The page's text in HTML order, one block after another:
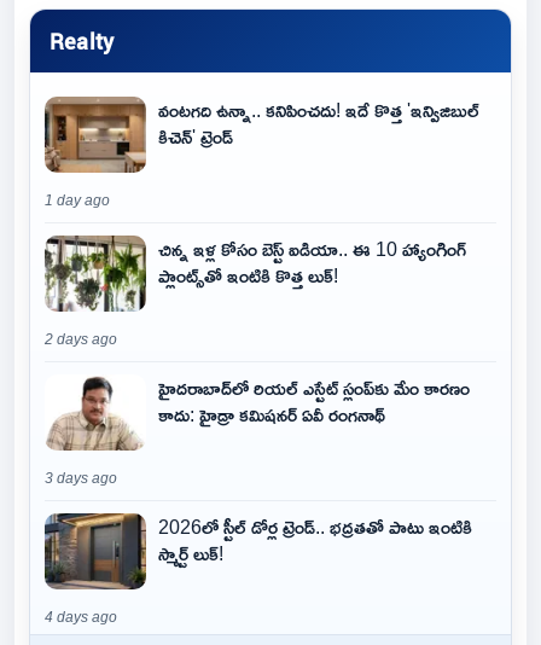
Realty
వంటగది ఉన్నా.. కనిపించదు! ఇదే కొత్త 'ఇన్విజిబుల్
కిచెన్' ట్రెండ్
1 day ago
చిన్న ఇళ్ల కోసం బెస్ట్ ఐడియా.. ఈ 10 హ్యాంగింగ్
ప్లాంట్స్‌తో ఇంటికి కొత్త లుక్!
2 days ago
హైదరాబాద్‌లో రియల్ ఎస్టేట్ స్లంప్‌కు మేం కారణం
కాదు: హైడ్రా కమిషనర్ ఏవీ రంగనాథ్
3 days ago
2026లో స్టీల్ డోర్ల ట్రెండ్.. భద్రతతో పాటు ఇంటికి
స్మార్ట్ లుక్!
4 days ago